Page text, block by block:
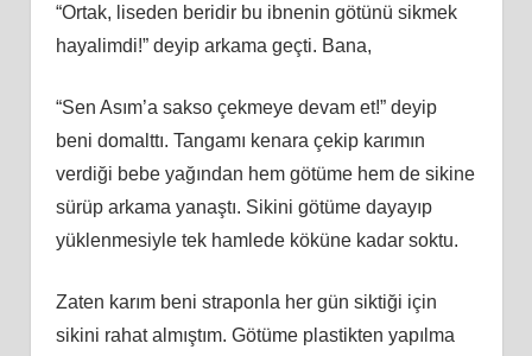
“Ortak, liseden beridir bu ibnenin götünü sikmek
hayalimdi!” deyip arkama geçti. Bana,
“Sen Asım’a sakso çekmeye devam et!” deyip
beni domalttı. Tangamı kenara çekip karımın
verdiği bebe yağından hem götüme hem de sikine
sürüp arkama yanaştı. Sikini götüme dayayıp
yüklenmesiyle tek hamlede köküne kadar soktu.
Zaten karım beni straponla her gün siktiği için
sikini rahat almıştım. Götüme plastikten yapılma